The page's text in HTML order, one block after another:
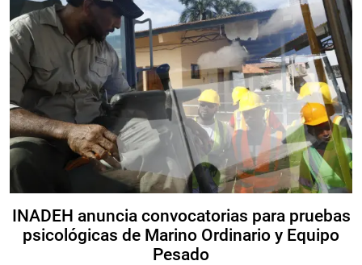
INADEH anuncia convocatorias para pruebas
psicológicas de Marino Ordinario y Equipo
Pesado